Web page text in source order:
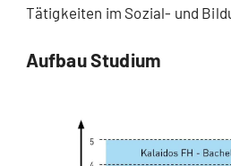
Tätigkeiten im Sozial- und
Aufbau Studium